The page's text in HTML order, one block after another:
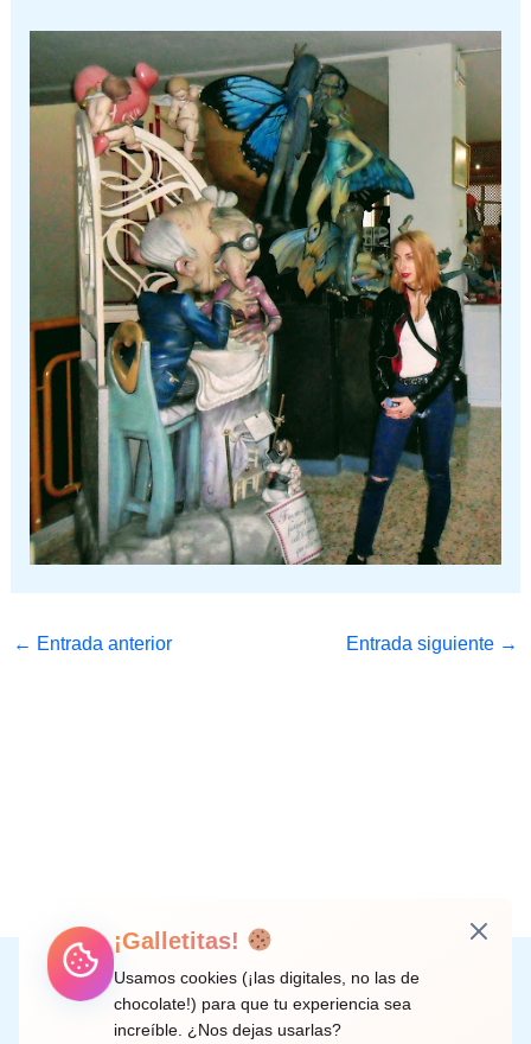
← Entrada anterior Entrada siguiente →
Instagram
Facebook
X LinkedIn
Correo electrónico
¡Galletitas!
Usamos cookies (¡las digitales, no las de
chocolate!) para que tu experiencia sea
increíble. ¿Nos dejas usarlas?